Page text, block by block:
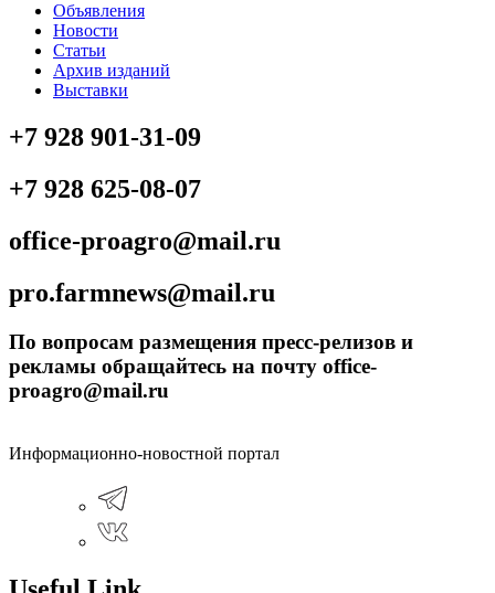
Объявления
Новости
Статьи
Архив изданий
Выставки
+7 928 901-31-09
+7 928 625-08-07
office-proagro@mail.ru
pro.farmnews@mail.ru
По вопросам размещения пресс-релизов и
рекламы обращайтесь на почту office-
proagro@mail.ru
Информационно-новостной портал